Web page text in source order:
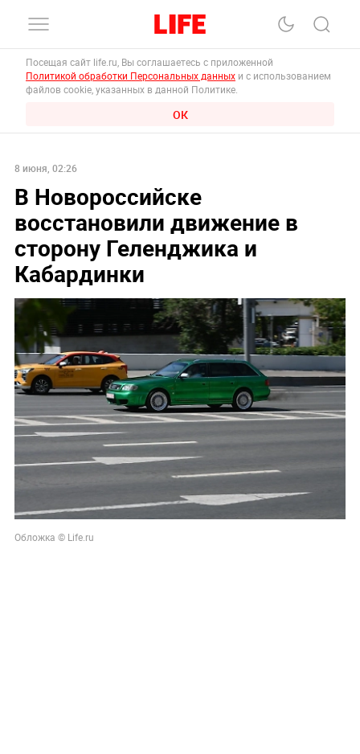
Посещая сайт life.ru, Вы соглашаетесь с приложенной
Политикой обработки Персональных данных и с использованием
файлов cookie, указанных в данной Политике.
ОК
8 июня, 02:26
В Новороссийске
восстановили движение в
сторону Геленджика и
Кабардинки
Обложка © Life.ru